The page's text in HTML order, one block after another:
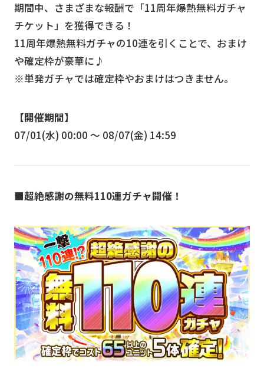
期間中、さまざまな報酬で「11周年爆熱無料ガチャ
チケット」を獲得できる！
11周年爆熱無料ガチャの10連を引くことで、おまけ
や確定枠が豪華に♪
※単発ガチャでは確定枠やおまけはつきません。
【開催期間】
07/01(水) 00:00 〜 08/07(金) 14:59
■超絶感謝の無料110連ガチャ開催！